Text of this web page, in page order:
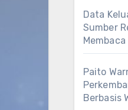
Data
Sumber
Paito
Berbasis